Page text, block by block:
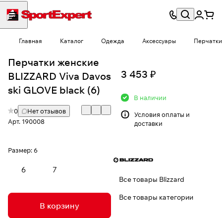
Главная Каталог Одежда Аксессуары Перчатки
Перчатки женские
BLIZZARD Viva Davos
ski GLOVE black (6)
0
Нет отзывов
Арт. 190008
Размер:6
6 7
В корзину
3 453 ₽
В наличии
Условия оплаты и
доставки
Все товары Blizzard
Все товары категории